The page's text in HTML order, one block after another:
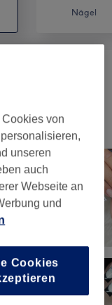
Nägel
von
unseren
auch
Webseite an
und
Cookies